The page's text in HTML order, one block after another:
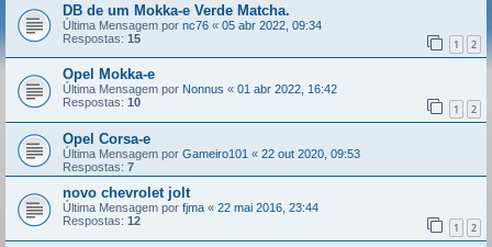
DB de um Mokka-e Verde Matcha.
Última Mensagem por nc76 « 05 abr 2022, 09:34
Respostas: 15 1 2
Opel Mokka-e
Última Mensagem por Nonnus « 01 abr 2022, 16:42
Respostas: 10 1 2
Opel Corsa-e
Última Mensagem por Gameiro101 « 22 out 2020, 09:53
Respostas: 7
novo chevrolet jolt
Última Mensagem por fjma « 22 mai 2016, 23:44
Respostas: 12 1 2